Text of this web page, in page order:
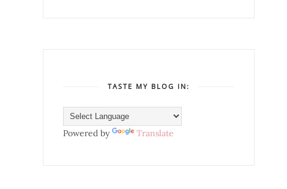
TASTE MY BLOG IN:
Powered by Translate